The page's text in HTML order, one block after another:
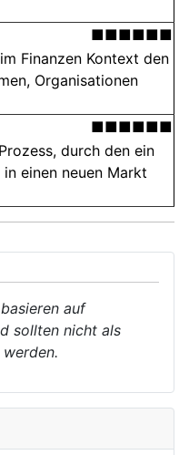
■■■■■■
Finanzen Kontext den
Organisationen
■■■■■■
durch den ein
einen neuen Markt
auf
sollten nicht als